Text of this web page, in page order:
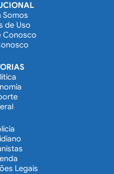
Somos
de Uso
Conosco
Legais